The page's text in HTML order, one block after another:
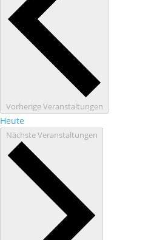
VorherigeVeranstaltungen
Heute
NächsteVeranstaltungen